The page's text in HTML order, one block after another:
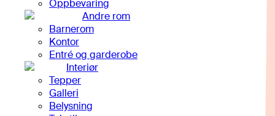
Oppbevaring
Andre rom
Barnerom
Kontor
Entré og garderobe
Interiør
Tepper
Galleri
Belysning